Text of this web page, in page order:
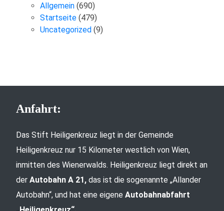
Allgemein (690)
Startseite (479)
Uncategorized (9)
Anfahrt:
Das Stift Heiligenkreuz liegt in der Gemeinde
Heiligenkreuz nur 15 Kilometer westlich von Wien,
inmitten des Wienerwalds. Heiligenkreuz liegt direkt an
der Autobahn A 21, das ist die sogenannte „Allander
Autobahn“, und hat eine eigene Autobahnabfahrt